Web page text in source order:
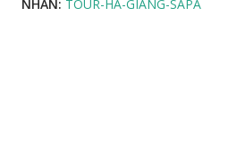
NHÃN: TOUR-HA-GIANG-SAPA